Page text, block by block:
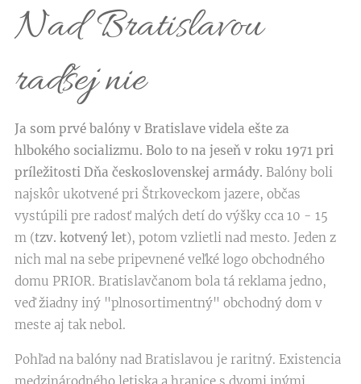
Nad Bratislavou
radšej nie
Ja som prvé balóny v Bratislave videla ešte za
hlbokého socializmu. Bolo to na jeseň v roku 1971 pri
príležitosti Dňa československej armády. Balóny boli
najskôr ukotvené pri Štrkoveckom jazere, občas
vystúpili pre radosť malých detí do výšky cca 10 - 15
m (tzv. kotvený let), potom vzlietli nad mesto. Jeden z
nich mal na sebe pripevnené veľké logo obchodného
domu PRIOR. Bratislavčanom bola tá reklama jedno,
veď žiadny iný "plnosortimentný" obchodný dom v
meste aj tak nebol.
Pohľad na balóny nad Bratislavou je raritný. Existencia